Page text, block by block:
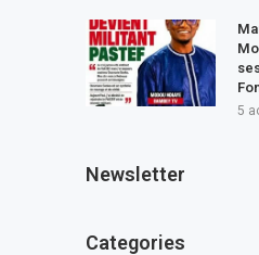
5
Newsletter
Categories